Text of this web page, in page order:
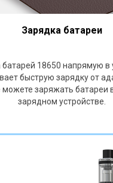
Зарядка батареи
18650 напрямую в
быструю зарядку от
заряжать батареи
зарядном устройстве.